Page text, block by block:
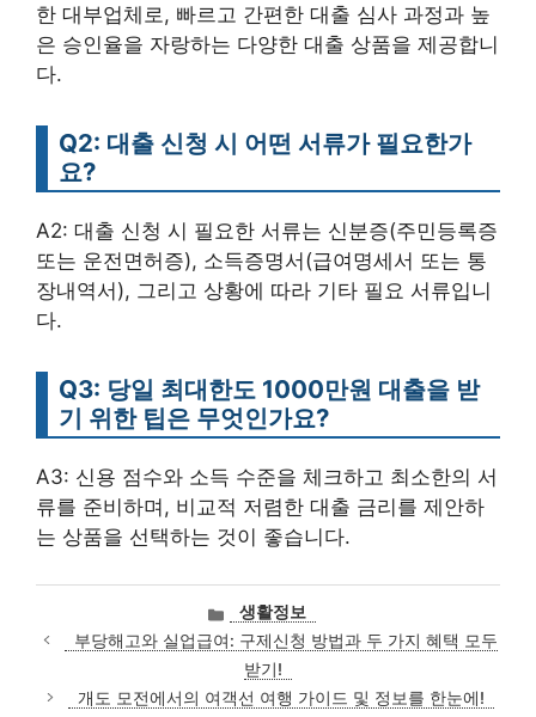
한 대부업체로, 빠르고 간편한 대출 심사 과정과 높
은 승인율을 자랑하는 다양한 대출 상품을 제공합니
다.
Q2: 대출 신청 시 어떤 서류가 필요한가
요?
A2: 대출 신청 시 필요한 서류는 신분증(주민등록증
또는 운전면허증), 소득증명서(급여명세서 또는 통
장내역서), 그리고 상황에 따라 기타 필요 서류입니
다.
Q3: 당일 최대한도 1000만원 대출을 받
기 위한 팁은 무엇인가요?
A3: 신용 점수와 소득 수준을 체크하고 최소한의 서
류를 준비하며, 비교적 저렴한 대출 금리를 제안하
는 상품을 선택하는 것이 좋습니다.
카
테
고
리
생활정보
부당해고와 실업급여: 구제신청 방법과 두 가지 혜택 모두
받기!
개도 모전에서의 여객선 여행 가이드 및 정보를 한눈에!